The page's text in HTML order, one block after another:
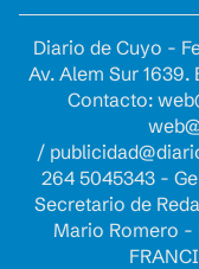
Diario de Cuyo -
Av. Alem Sur
Contacto:
/
264 5045343 -
Secretario de
Mario Romero -